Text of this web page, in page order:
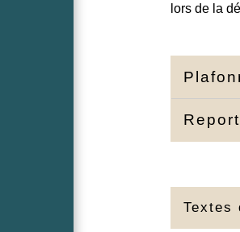
lors de la
Textes